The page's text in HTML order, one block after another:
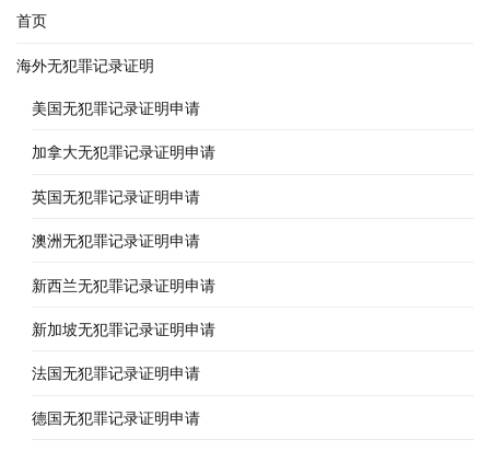
首页
海外无犯罪记录证明
美国无犯罪记录证明申请
加拿大无犯罪记录证明申请
英国无犯罪记录证明申请
澳洲无犯罪记录证明申请
新西兰无犯罪记录证明申请
新加坡无犯罪记录证明申请
法国无犯罪记录证明申请
德国无犯罪记录证明申请